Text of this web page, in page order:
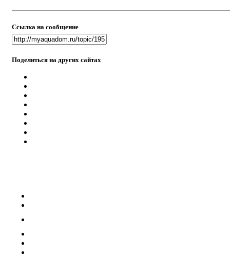
Ссылка на сообщение
Поделиться на других сайтах